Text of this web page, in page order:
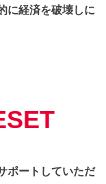
に経済を破壊しに
ポートしていただ